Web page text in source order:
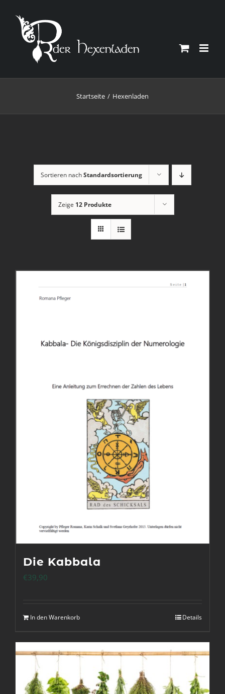
springen
Startseite Hexenladen
Sortieren nachStandardsortierung
Zeige 12 Produkte
Die Kabbala
€39,90
In den Warenkorb Details